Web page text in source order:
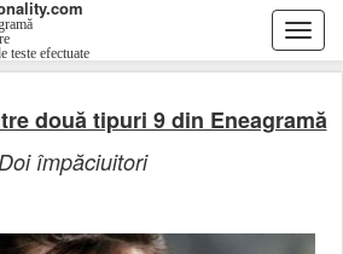
teste efectuate
două tipuri 9 din Eneagramă
împăciuitori